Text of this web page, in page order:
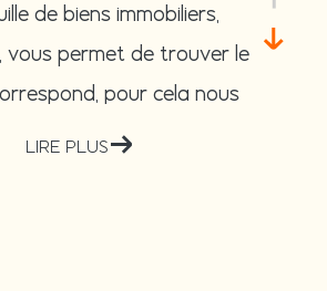
de biens immobiliers,
vous permet de trouver le
pour cela nous
communes de
LIRE PLUS